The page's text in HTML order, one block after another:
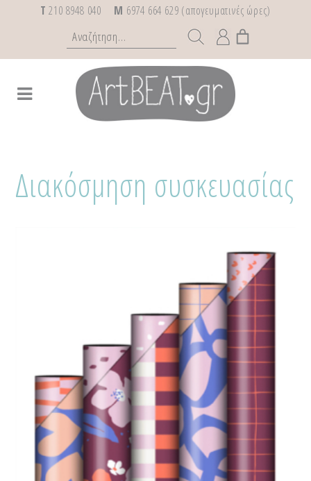
T 210 8948 040 M 6974 664 629 (απογευματινές ώρες)
Διακόσμηση συσκευασίας